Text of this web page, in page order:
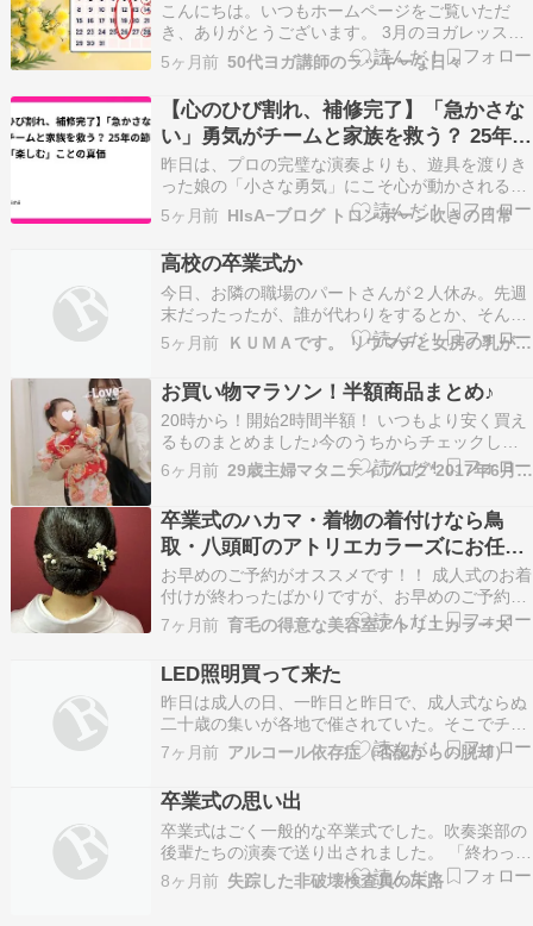
こんにちは。いつもホームページをご覧いただ
き、ありがとうございます。 3月のヨガレッスン
スケジュールをお知らせいたします。 ◆ 3月のレ
ッスンスケジュール 木曜日（19:00〜20:15）5
日・12日・19日・26日 土曜日（11:00〜11:45）
7日・14日・28日 ※場所…
5ヶ月前 50代ヨガ講師のラッキーな日々
【心のひび割れ、補修完了】「急かさな
い」勇気がチームと家族を救う？ 25年の
節目に気づいた「楽しむ」ことの真価
昨日は、プロの完璧な演奏よりも、遊具を渡りき
った娘の「小さな勇気」にこそ心が動かされると
いう、表現の本質についてお話ししました。技術
や正論よりも、そこに「血が通っているか」が大
切なのです。 しかし、現実は非情です。「自分は
こんなに必死なのに、周りはのんびりしている」
「いくつもの…
5ヶ月前 HIsA−ブログ トロンボーン吹きの日常
高校の卒業式か
今日、お隣の職場のパートさんが２人休み。先週
末だったったが、誰が代わりをするとか、そんな
話が聞こえてきたが、気にならなかった。でも、
いつだったか女房のシフトがないはずが、珍し
く、出勤だと思っていたのが３月１日。職場には
高校卒業の子供がいるとのことで、卒業式に出る
ために、シフトの…
5ヶ月前 ＫＵＭＡです。 リウマチと女房の乳がん経過観察中
お買い物マラソン！半額商品まとめ♪
20時から！開始2時間半額！ いつもより安く買え
るものまとめました♪今のうちからチェックしと
こ 【50％OFFクーポン対象 2/4 20:00～2/10
23:59】 【公式】アディダス adidas 返品可 ライ
フスタイル グランドコート 2.0 シューズ /
GRAND C…
6ヶ月前 29歳主婦マタニティブログ*2017年6月出産予定
卒業式のハカマ・着物の着付けなら鳥
取・八頭町のアトリエカラーズにお任せ
ください！！
お早めのご予約がオススメです！！ 成人式のお着
付けが終わったばかりですが、お早めのご予約が
オススメです。卒業式のハカマ・着物の着付けな
らお任せください。 卒業式卒園式入学式入園式謝
恩会のセットアップ・編み下ろし着付けならお任
せください。 経験豊富な着付け・苦しくならな
い・着崩れ…
7ヶ月前 育毛の得意な美容室アトリエカラーズ
LED照明買って来た
昨日は成人の日、一昨日と昨日で、成人式ならぬ
二十歳の集いが各地で催されていた。そこでチョ
ット疑問がわいた。成人の日って何歳の人を祝う
の？2022年4月から成年年齢は18歳に引き下げら
れ、「成人」は18歳からしかし式典は今まで通り
20歳の人が対象の自治体が多い。まあ高校生が対
象で…
7ヶ月前 アルコール依存症（否認からの脱却）
卒業式の思い出
卒業式はごく一般的な卒業式でした。吹奏楽部の
後輩たちの演奏で送り出されました。 「終わった
ー」という気持ちと「次は高校生かぁー」という
気持ちがありました。
8ヶ月前 失踪した非破壊検査員の末路